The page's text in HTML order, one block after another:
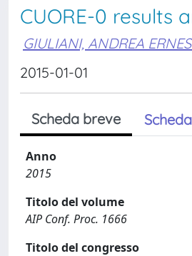
CUORE-0 results
GIULIANI, ANDREA
2015-01-01
Scheda breve
Anno
2015
Titolo del volume
AIP Conf. Proc. 1666
Titolo del congresso